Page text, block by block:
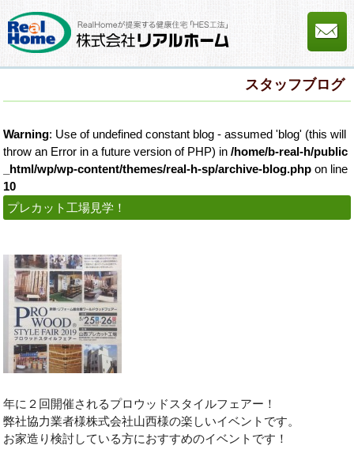
スタッフブログ
Warning: Use of undefined constant blog - assumed 'blog' (this will
throw an Error in a future version of PHP) in/home/b-real-h/public
_html/wp/wp-content/themes/real-h-sp/archive-blog.php on line
10
プレカット工場見学！
年に２回開催されるプロウッドスタイルフェアー！
弊社協力業者様株式会社山西様の楽しいイベントです。
お家造り検討している方におすすめのイベントです！